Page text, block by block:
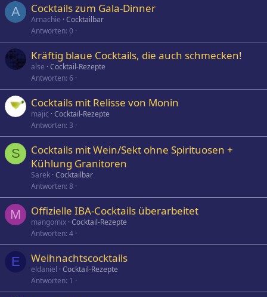
A Cocktails zum Gala-Dinner
Arnachie Cocktailbar
Antworten 0
Kräftig blaue Cocktails, die auch schmecken!
alse Cocktail-Rezepte
Antworten 6
Cocktails mit Relisse von Monin
majic Cocktail-Rezepte
Antworten 3
S
Cocktails mit Wein/Sekt ohne Spirituosen +
Kühlung Granitoren
Sarek Cocktailbar
Antworten 8
M Offizielle IBA-Cocktails überarbeitet
mangomix Cocktail-Rezepte
Antworten 4
E Weihnachtscocktails
eldaniel Cocktail-Rezepte
Antworten 1